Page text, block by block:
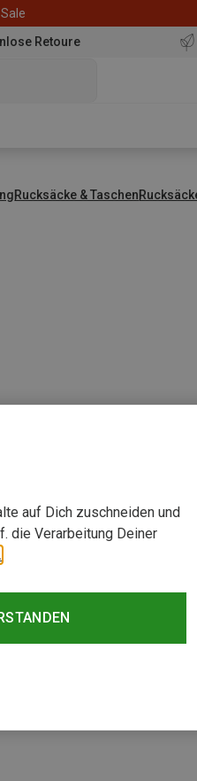
Retoure
Rucksäcke & Taschen
auf Dich zuschneiden und
die Verarbeitung Deiner